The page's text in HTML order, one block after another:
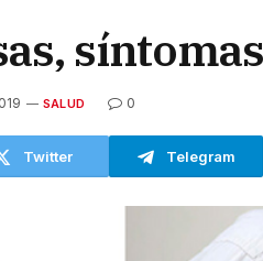
SALUD 0
Twitter Telegram